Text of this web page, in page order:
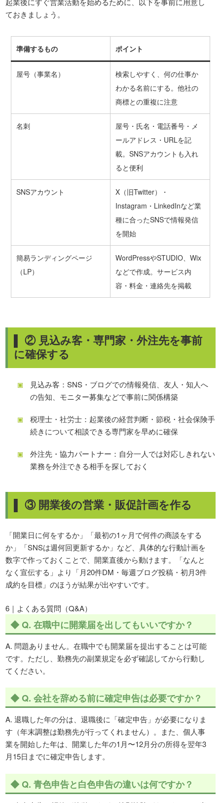
ておきましょう。
準備するもの ポイント
屋号（事業名）
検索しやすく、何の仕事か
わかる名前にする。他社の
商標との重複に注意
名刺
屋号・氏名・電話番号・メ
ールアドレス・URLを記
載。SNSアカウントも入れ
ると便利
SNSアカウント
X（旧Twitter）・
Instagram・LinkedInなど業
種に合ったSNSで情報発信
を開始
簡易ランディングページ
（LP）
WordPressやSTUDIO、Wix
などで作成。サービス内
容・料金・連絡先を掲載
▌ ② 見込み客・専門家・外注先を事前
に確保する
見込み客：SNS・ブログでの情報発信、友人・知人へ
の告知、モニター募集などで事前に関係構築
税理士・社労士：起業後の経営判断・節税・社会保険手
続きについて相談できる専門家を早めに確保
外注先・協力パートナー：自分一人では対応しきれない
業務を外注できる相手を探しておく
▌ ③ 開業後の営業・販促計画を作る
「開業日に何をするか」「最初の1ヶ月で何件の商談をする
か」「SNSは週何回更新するか」など、具体的な行動計画を
数字で作っておくことで、開業直後から動けます。「なんと
なく宣伝する」より「月20件DM・毎週ブログ投稿・初月3件
成約を目標」のほうが結果が出やすいです。
6｜よくある質問（Q&A）
◆ Q. 在職中に開業届を出してもいいですか？
A. 問題ありません。在職中でも開業届を提出することは可能
です。ただし、勤務先の副業規定を必ず確認してから行動し
てください。
◆ Q. 会社を辞める前に確定申告は必要ですか？
A. 退職した年の分は、退職後に「確定申告」が必要になりま
す（年末調整は勤務先が行ってくれません）。また、個人事
業を開始した年は、開業した年の1月〜12月分の所得を翌年3
月15日までに確定申告します。
◆ Q. 青色申告と白色申告の違いは何ですか？